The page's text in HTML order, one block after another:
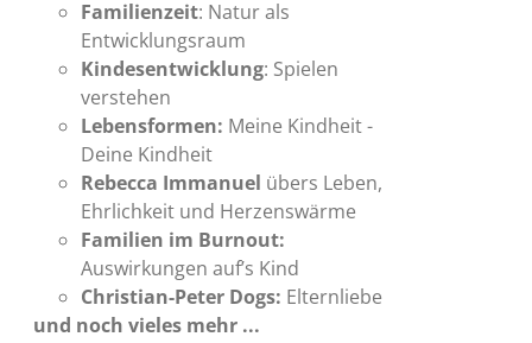
Familienzeit: Natur als
Entwicklungsraum
Kindesentwicklung: Spielen
verstehen
Lebensformen: Meine Kindheit -
Deine Kindheit
Rebecca Immanuel übers Leben,
Ehrlichkeit und Herzenswärme
Familien im Burnout:
Auswirkungen auf’s Kind
Christian-Peter Dogs: Elternliebe
und noch vieles mehr ...